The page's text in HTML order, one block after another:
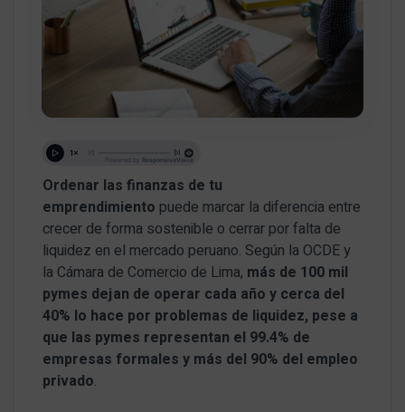
Ordenar las finanzas de tu
emprendimiento puede marcar la diferencia entre
crecer de forma sostenible o cerrar por falta de
liquidez en el mercado peruano. Según la OCDE y
la Cámara de Comercio de Lima, más de 100 mil
pymes dejan de operar cada año y cerca del
40% lo hace por problemas de liquidez, pese a
que las pymes representan el 99.4% de
empresas formales y más del 90% del empleo
privado.